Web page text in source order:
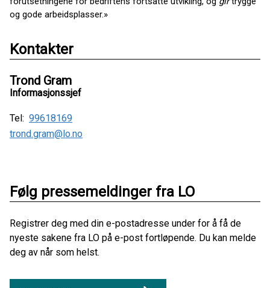
og gode arbeidsplasser.»
Kontakter
Trond Gram
Informasjonssjef
Tel: 99618169
trond.gram@lo.no
Følg pressemeldinger fra LO
Registrer deg med din e-postadresse under for å få de
nyeste sakene fra LO på e-post fortløpende. Du kan melde
deg av når som helst.